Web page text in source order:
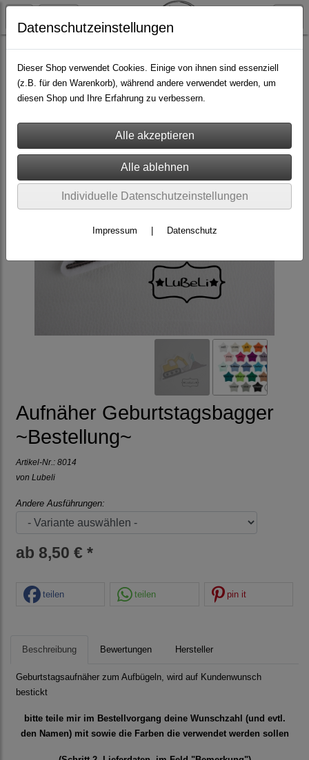
Aufnäher Wunschaufnäher
Aufnäher Geburtstagsbagger
~Bestellung~
Artikel-Nr.: 8014
von Lubeli
Andere Ausführungen:
ab 8,50 € *
teilen teilen pin it
Beschreibung Bewertungen Hersteller
Geburtstagsaufnäher zum Aufbügeln, wird auf Kundenwunsch
bestickt
bitte teile mir im Bestellvorgang deine Wunschzahl (und evtl.
den Namen) mit sowie die Farben die verwendet werden sollen
Datenschutzeinstellungen
Dieser Shop verwendet Cookies. Einige von ihnen sind essenziell
(z.B. für den Warenkorb), während andere verwendet werden, um
diesen Shop und Ihre Erfahrung zu verbessern.
Individuelle Datenschutzeinstellungen
Impressum Datenschutz